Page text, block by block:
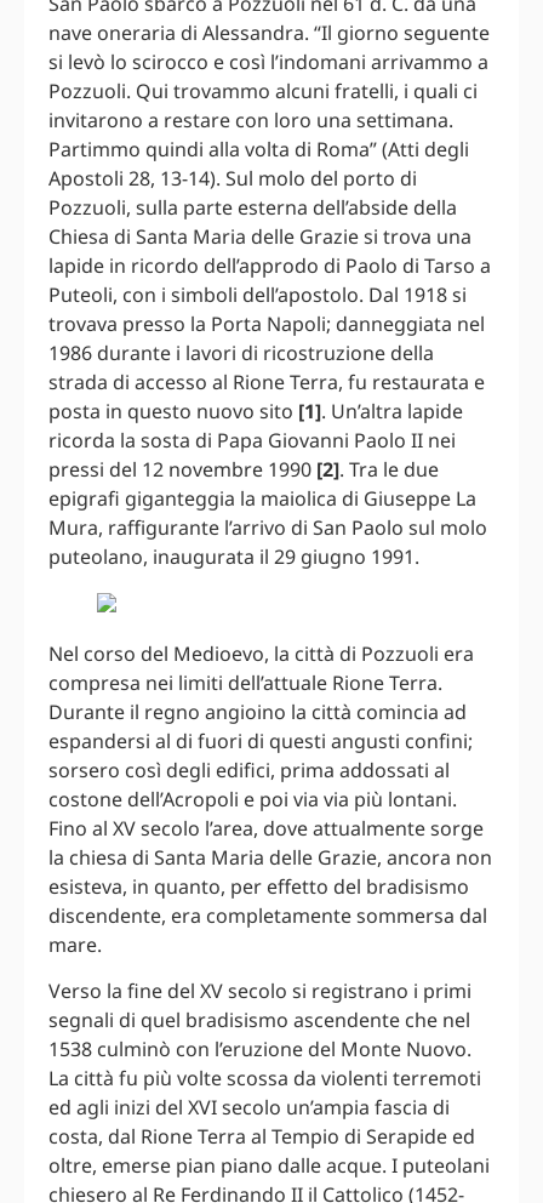
nave oneraria di Alessandra. “Il giorno seguente
si levò lo scirocco e così l’indomani arrivammo a
Pozzuoli. Qui trovammo alcuni fratelli, i quali ci
invitarono a restare con loro una settimana.
Partimmo quindi alla volta di Roma” (Atti degli
Apostoli 28, 13-14). Sul molo del porto di
Pozzuoli, sulla parte esterna dell’abside della
Chiesa di Santa Maria delle Grazie si trova una
lapide in ricordo dell’approdo di Paolo di Tarso a
Puteoli, con i simboli dell’apostolo. Dal 1918 si
trovava presso la Porta Napoli; danneggiata nel
1986 durante i lavori di ricostruzione della
strada di accesso al Rione Terra, fu restaurata e
posta in questo nuovo sito [1]. Un’altra lapide
ricorda la sosta di Papa Giovanni Paolo II nei
pressi del 12 novembre 1990 [2]. Tra le due
epigrafi giganteggia la maiolica di Giuseppe La
Mura, raffigurante l’arrivo di San Paolo sul molo
puteolano, inaugurata il 29 giugno 1991.
Nel corso del Medioevo, la città di Pozzuoli era
compresa nei limiti dell’attuale Rione Terra.
Durante il regno angioino la città comincia ad
espandersi al di fuori di questi angusti confini;
sorsero così degli edifici, prima addossati al
costone dell’Acropoli e poi via via più lontani.
Fino al XV secolo l’area, dove attualmente sorge
la chiesa di Santa Maria delle Grazie, ancora non
esisteva, in quanto, per effetto del bradisismo
discendente, era completamente sommersa dal
mare.
Verso la fine del XV secolo si registrano i primi
segnali di quel bradisismo ascendente che nel
1538 culminò con l’eruzione del Monte Nuovo.
La città fu più volte scossa da violenti terremoti
ed agli inizi del XVI secolo un’ampia fascia di
costa, dal Rione Terra al Tempio di Serapide ed
oltre, emerse pian piano dalle acque. I puteolani
chiesero al Re Ferdinando II il Cattolico (1452-